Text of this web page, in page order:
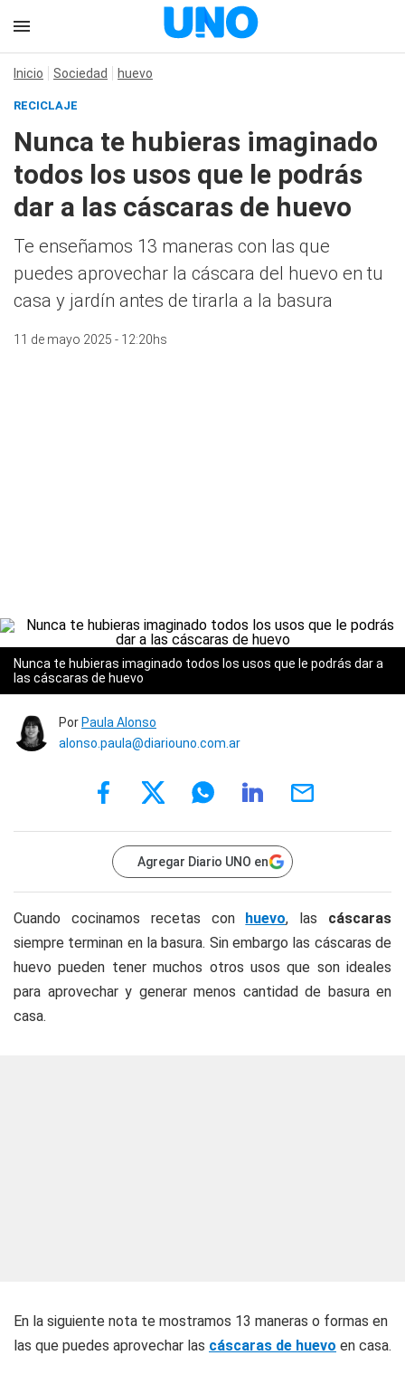
Inicio Sociedad huevo
RECICLAJE
Nunca te hubieras imaginado
todos los usos que le podrás
dar a las cáscaras de huevo
Te enseñamos 13 maneras con las que
puedes aprovechar la cáscara del huevo en tu
casa y jardín antes de tirarla a la basura
11 de mayo 2025 - 12:20hs
Nunca te hubieras imaginado todos los usos que le podrás dar a
las cáscaras de huevo
Por Paula Alonso
alonso.paula@diariouno.com.ar
Agregar Diario UNO en
Cuando cocinamos recetas con huevo, las cáscaras
siempre terminan en la basura. Sin embargo las cáscaras de
huevo pueden tener muchos otros usos que son ideales
para aprovechar y generar menos cantidad de basura en
casa.
En la siguiente nota te mostramos 13 maneras o formas en
las que puedes aprovechar las cáscaras de huevo en casa.